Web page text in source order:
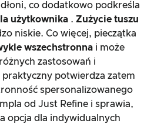
co dodatkowo podkreśla
użytkownika . Zużycie tuszu
niskie. Co więcej, pieczątka
wszechstronna i może
zastosowań i
praktyczny potwierdza zatem
spersonalizowanego
od Just Refine i sprawia,
opcja dla indywidualnych